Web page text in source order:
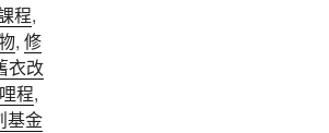
程,
, 修
衣改
程,
基金